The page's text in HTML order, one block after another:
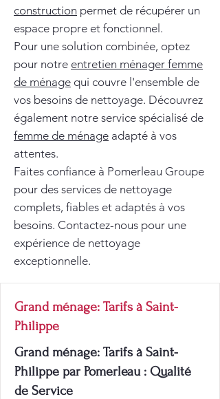
construction permet de récupérer un
espace propre et fonctionnel.
Pour une solution combinée, optez
pour notre entretien ménager femme
de ménage qui couvre l'ensemble de
vos besoins de nettoyage. Découvrez
également notre service spécialisé de
femme de ménage adapté à vos
attentes.
Faites confiance à Pomerleau Groupe
pour des services de nettoyage
complets, fiables et adaptés à vos
besoins. Contactez-nous pour une
expérience de nettoyage
exceptionnelle.
Grand ménage: Tarifs à Saint-
Philippe
Grand ménage: Tarifs à Saint-
Philippe par Pomerleau : Qualité
de Service